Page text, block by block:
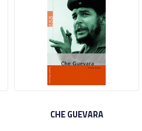
CHE GUEVARA